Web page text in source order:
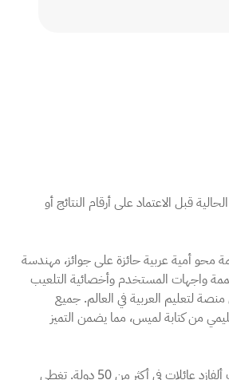
قبل الاعتماد على أرقام النتائج أو
أمية عربية حائزة على جوائز، مهندسة
واجهات المستخدم وأخصائية التلعيب
منصة لتعليم العربية في العالم. جميع
من كتابة لميس، مما يضمن التميز
اليوم، تستخدم تطبيقات ألفازد عائلات في أكثر من 50 دولة. تغطي